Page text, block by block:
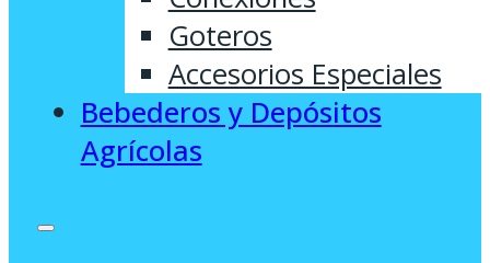
Goteros
Accesorios Especiales
Bebederos y Depósitos
Agrícolas